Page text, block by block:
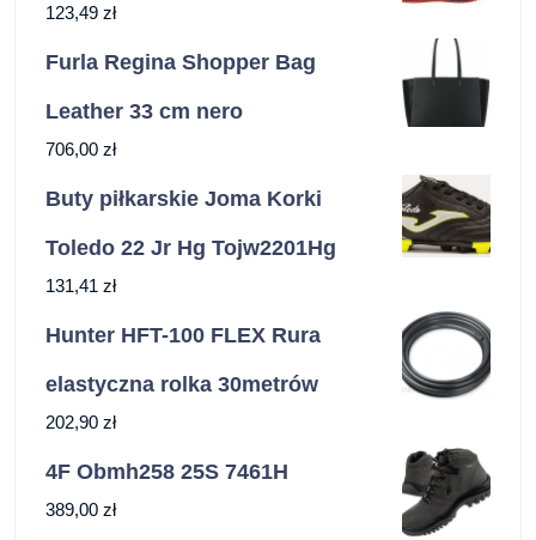
123,49 zł
Furla Regina Shopper Bag
Leather 33 cm nero
706,00 zł
Buty piłkarskie Joma Korki
Toledo 22 Jr Hg Tojw2201Hg
131,41 zł
Hunter HFT-100 FLEX Rura
elastyczna rolka 30metrów
202,90 zł
4F Obmh258 25S 7461H
389,00 zł